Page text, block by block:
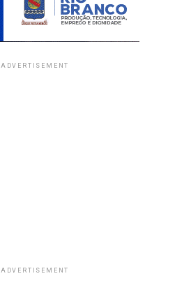
ADVERTISEMENT
ADVERTISEMENT